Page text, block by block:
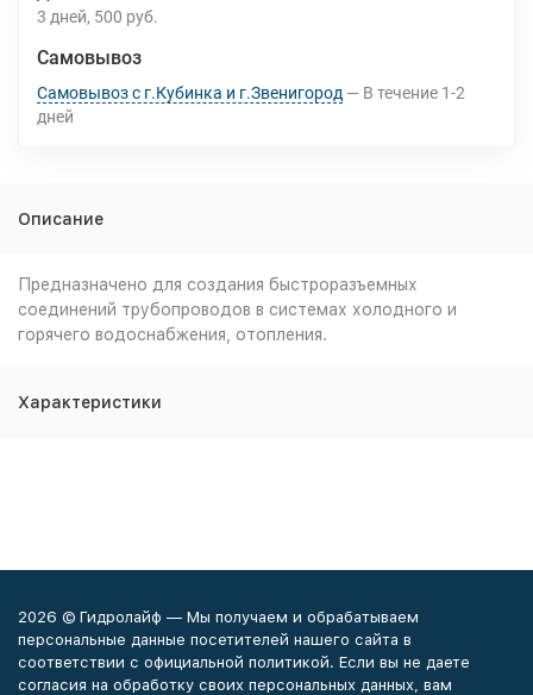
3 дней 500 руб.
Самовывоз
Самовывоз с г.Кубинка и г.Звенигород В течение 1-2
дней
Описание
Предназначено для создания быстроразъемных
соединений трубопроводов в системах холодного и
горячего водоснабжения, отопления.
Характеристики
2026 © Гидролайф — Мы получаем и обрабатываем
персональные данные посетителей нашего сайта в
соответствии с официальной политикой. Если вы не даете
согласия на обработку своих персональных данных, вам